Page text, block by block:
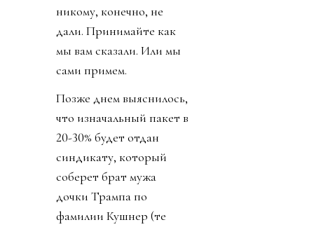
никому, конечно, не
дали. Принимайте как
мы вам сказали. Или мы
сами примем.
Позже днем выяснилось,
что изначальный пакет в
20-30% будет отдан
синдикату, который
соберет брат мужа
дочки Трампа по
фамилии Кушнер (те